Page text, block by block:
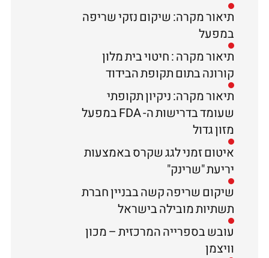
תיאור מקרה: שיקום נזקי שריפה
במפעל
תיאור מקרה : חיטוי בית מלון
קורונה בתום תקופת הבידוד
תיאור מקרה: ניקיון תקופתי
שעומד בדרישות ה- FDA במפעל
מזון גדול
איטום זמני לגג שקרס באמצעות
יריעת "שרינק"
שיקום שריפה קשה בבניין חברת
תשתיות מובילה בישראל
עובש בספרייה המרכזית – מכון
וויצמן